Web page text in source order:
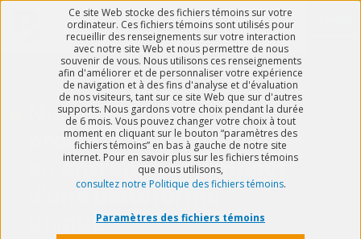
Ce site Web stocke des fichiers témoins sur votre
ordinateur. Ces fichiers témoins sont utilisés pour
recueillir des renseignements sur votre interaction
avec notre site Web et nous permettre de nous
souvenir de vous. Nous utilisons ces renseignements
afin d'améliorer et de personnaliser votre expérience
de navigation et à des fins d'analyse et d'évaluation
de nos visiteurs, tant sur ce site Web que sur d'autres
supports. Nous gardons votre choix pendant la durée
de 6 mois. Vous pouvez changer votre choix à tout
moment en cliquant sur le bouton “paramètres des
fichiers témoins” en bas à gauche de notre site
internet. Pour en savoir plus sur les fichiers témoins
que nous utilisons,
consultez notre Politique des fichiers témoins.
Paramètres des fichiers témoins
Numérisation des
processus stratégique
en entreprise : L'impact
d'une plateforme
unique